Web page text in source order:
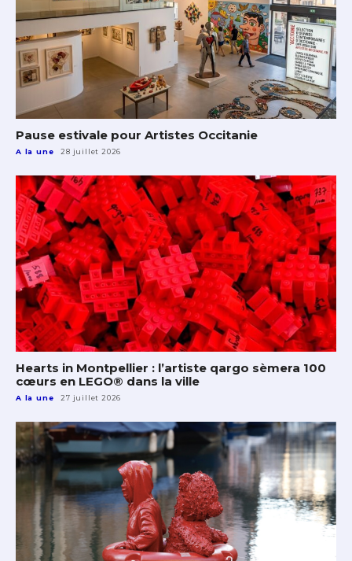
Pause estivale pour Artistes Occitanie
A la une 28 juillet 2026
Hearts in Montpellier : l’artiste qargo sèmera 100
cœurs en LEGO® dans la ville
A la une 27 juillet 2026